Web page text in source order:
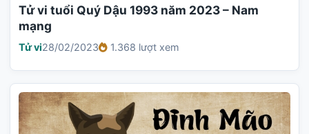
Tử vi tuổi Quý Dậu 1993 năm 2023 – Nam
mạng
Tử vi28/02/2023 1.368 lượt xem